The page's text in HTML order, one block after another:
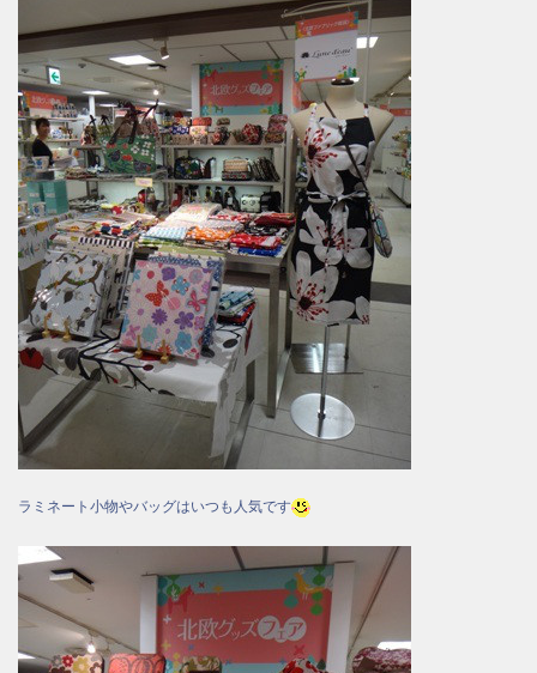
ラミネート小物やバッグはいつも人気です